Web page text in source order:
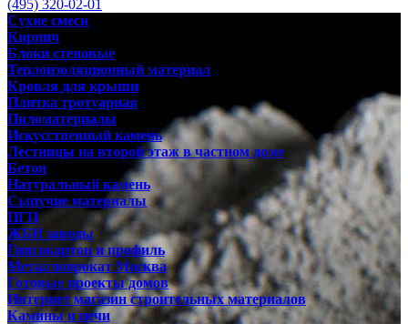
(495) 320-02-01
Сухие смеси
Кирпич
Блоки стеновые
Теплоизоляционный материал
Кровля для крыши
Плитка тротуарная
Пиломатериалы
Искусственный камень
Лестницы на второй этаж в частном доме
Бетон
Натуральный камень
Сыпучие материалы
ПГП
ЖБИ заводы
Гипсокартон и профиль
Металлопрокат Москва
Готовые проекты домов
Интернет магазин строительных материалов
Камины и печи